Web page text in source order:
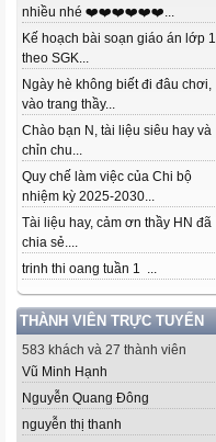
nhiều nhé ❤️❤️❤️❤️❤️❤️...
Kế hoạch bài soạn giáo án lớp 1
theo SGK...
Ngày hè không biết đi đâu chơi,
vào trang thầy...
Chào bạn N, tài liệu siêu hay và
chỉn chu...
Quy chế làm việc của Chi bộ
nhiệm kỳ 2025-2030...
Tài liệu hay, cảm ơn thầy HN đã
chia sẻ....
trinh thi oang tuần 1 ...
THÀNH VIÊN TRỰC TUYẾN
583 khách và 27 thành viên
Vũ Minh Hạnh
Nguyễn Quang Đông
nguyễn thị thanh